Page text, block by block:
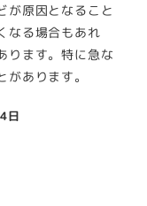
が原因となること
なる場合もあれ
ります。特に急な
あります。
日